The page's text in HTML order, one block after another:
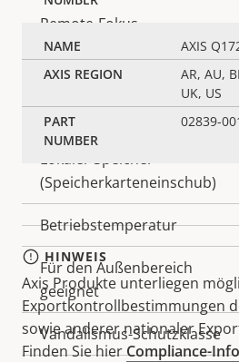
Eigentumsbeschreibung
Remote-Fokus
Remote-Zoom
Integrierte IR-Beleuchtung
Lokaler Speicher
(Speicherkarteneinschub)
Betriebstemperatur
Für den Außenbereich
geeignet
Vandalismus-Schutzklasse
AXIS
AR, AU,
UK, US
02839-
HINWEIS
Axis Produkte unterliegen
Exportkontrollbestimmungen
sowie anderer nationaler
Finden Sie hierCompliance-